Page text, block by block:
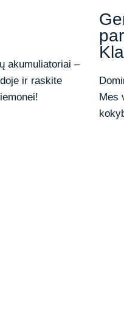
akumuliatoriai –
ir raskite
Mes